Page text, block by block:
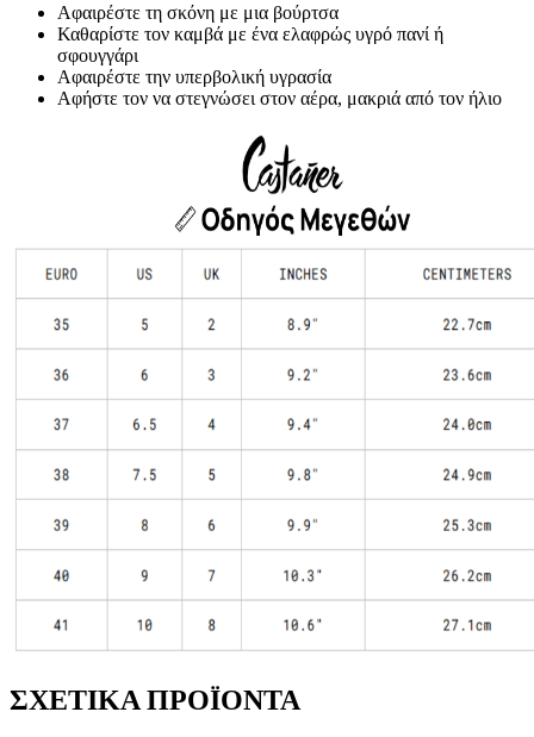
Αφαιρέστε τη σκόνη με μια βούρτσα
Καθαρίστε τον καμβά με ένα ελαφρώς υγρό πανί ή
σφουγγάρι
Αφαιρέστε την υπερβολική υγρασία
Αφήστε τον να στεγνώσει στον αέρα, μακριά από τον ήλιο
ΣΧΕΤΙΚΑ ΠΡΟΪΟΝΤΑ